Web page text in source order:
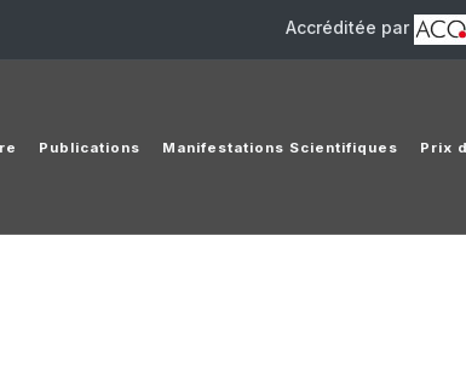
421 406 Accréditée par
Publications Manifestations Scientifiques Prix